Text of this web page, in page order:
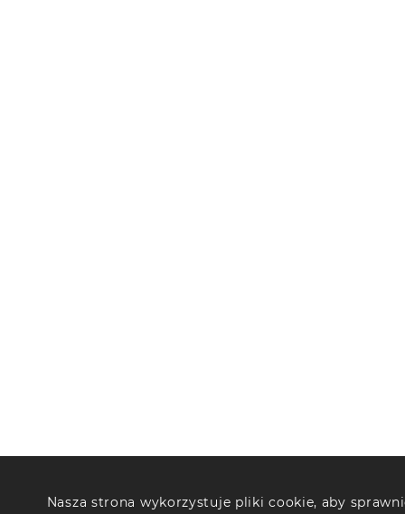
Nasza strona wykorzystuje pliki cookie, aby